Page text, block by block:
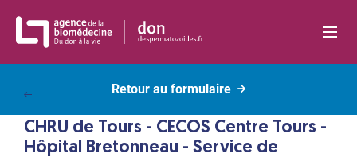
Retour au formulaire
Retour à la liste
CHRU de Tours - CECOS Centre Tours -
Hôpital Bretonneau - Service de